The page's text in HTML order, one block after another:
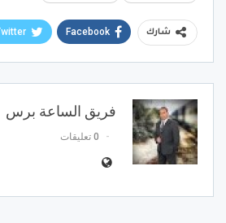
شارك Facebook
فريق الساعة برس
0 تعليقات